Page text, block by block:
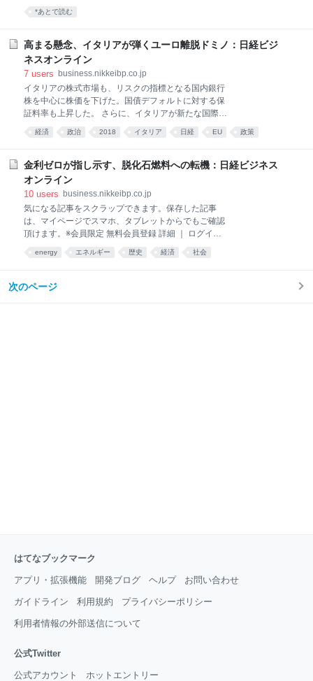
やサービスに落とし込む「ユーザーInnovation」を実
の音声合成プラットフォーム「コエステーション」の
新たな用途、カルビー株式会社のポテト
一の泉源数と湧出量を誇る別府市が動いた。同市が6
月議会に提案する条例改正案は、FITによる開発ラッシ
を代表する温泉資源がある別府市からのメッセージ。
一言に温泉といっても、泉質や文化的な背景、観光業
への影響は様々。これを契機に、価値の高い温泉資源
い」。大分県別府市の猪又真介副市長は語る。 温泉の
定義は、源泉温度が25度以上、または19の特定成分の
うち1つ以上が規定濃度を超えていること。火山国で
ある日本は、深く掘り進めれば、どこでも温泉が出る
の温度が高く、特定
*あとで読む
高まる懸念、イタリアが弾くユーロ離脱ドミノ：日経ビジ
ネスオンライン
7 users business.nikkeibp.co.jp
イタリアの株式市場も、リスクの指標となる国内銀行
株を中心に株価を下げた。国債デフォルトに対する保
証料率も上昇した。 さらに、イタリアが新たな国際金
融危機の引き金を引くのではとの懸念さえ浮上する。
特に、再び総選挙が行われ、それが事実上、通貨ユー
では今年3月に総選挙が行われ、ポピュリズム政党の
「五つ星運動」と極右 の「同盟」が合わせて議会の過
半数となる議席を獲得した。我々は総選挙前から既
していた。現在のイタリアの政治危機は一時的なもの
ではない。この国はこれから、抜き差しならないジレ
ンマに国を挙げて直面せざるを得ないのだ。それは、
ユーロに縛られ続けるか、それとも経済的、政治的､制
ユーロ圏に留まる道を選ぶ
経済 政治 2018 イタリア 日経 EU 政策
金利ゼロが指し示す、脱化石燃料への転機：日経ビジネス
オンライン
10 users business.nikkeibp.co.jp
気になる記事をスクラップできます。保存した記事
は、マイページでスマホ、タブレットからでもご確認
頂けます。※会員限定 無料会員登録 詳細 ｜ ログイン
石油の採掘コストが上昇し、石油に頼れない時代が来
る。だが、日本は脱化石燃料を推進する条件を備えて
主義による成長を支えたのは、エネルギーが凝縮され
energy エネルギー 歴史 経済 社会
次のページ
はてなブックマーク
アプリ・拡張機能 開発ブログ ヘルプ お問い合わせ
ガイドライン 利用規約 プライバシーポリシー
利用者情報の外部送信について
公式Twitter
公式アカウント ホットエントリー